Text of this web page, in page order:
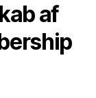
af